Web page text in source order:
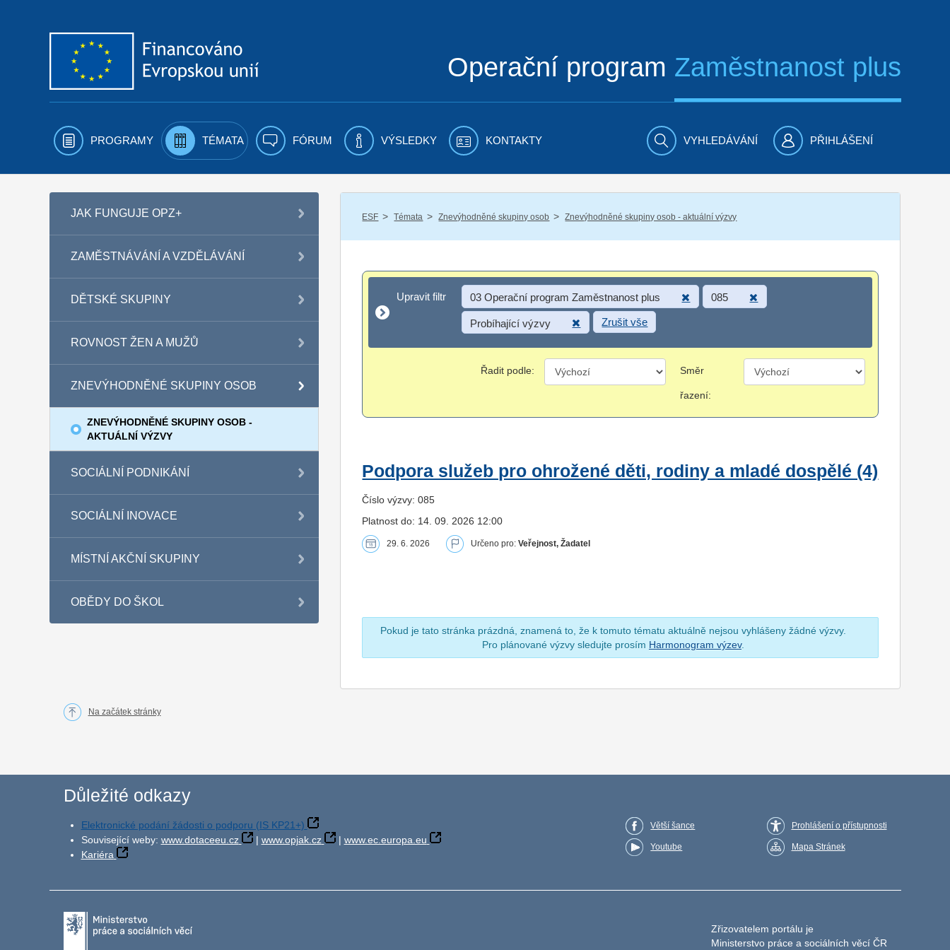
Operační program Zaměstnanost plus
PROGRAMY TÉMATA FÓRUM VÝSLEDKY KONTAKTY VYHLEDÁVÁNÍ PŘIHLÁŠENÍ
JAK FUNGUJE OPZ+
ZAMĚSTNÁVÁNÍ A VZDĚLÁVÁNÍ
DĚTSKÉ SKUPINY
ROVNOST ŽEN A MUŽŮ
ZNEVÝHODNĚNÉ SKUPINY OSOB
ZNEVÝHODNĚNÉ SKUPINY OSOB -
AKTUÁLNÍ VÝZVY
SOCIÁLNÍ PODNIKÁNÍ
SOCIÁLNÍ INOVACE
MÍSTNÍ AKČNÍ SKUPINY
OBĚDY DO ŠKOL
ESF / Témata / Znevýhodněné skupiny osob / Znevýhodněné skupiny osob - aktuální výzvy
Upravit filtr
Upravit filtr 03 Operační program Zaměstnanost plus 085
Probíhající výzvy Zrušit vše
Řadit podle: Směr
řazení:
Podpora služeb pro ohrožené děti, rodiny a mladé dospělé (4)
Číslo výzvy: 085
Platnost do: 14. 09. 2026 12:00
29. 6. 2026 Určeno pro:Veřejnost, Žadatel
Pokud je tato stránka prázdná, znamená to, že k tomuto tématu aktuálně nejsou vyhlášeny žádné výzvy.
Pro plánované výzvy sledujte prosím Harmonogram výzev.
Na začátek stránky
Důležité odkazy
Elektronické podání žádosti o podporu (IS KP21+)
Související weby: www.dotaceeu.cz | www.opjak.cz | www.ec.europa.eu
Kariéra
Větší šance
Youtube
Prohlášení o přístupnosti
Mapa Stránek
Zřizovatelem portálu je
Ministerstvo práce a sociálních věcí ČR